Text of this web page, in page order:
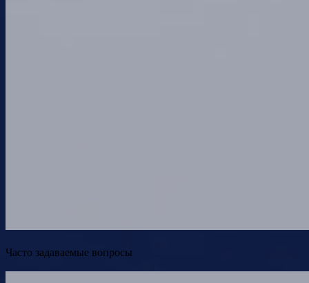
Часто задаваемые вопросы